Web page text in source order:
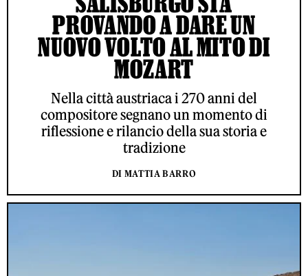
PROVANDO A DARE UN
NUOVO VOLTO AL MITO DI
MOZART
Nella città austriaca i 270 anni del
compositore segnano un momento di
riflessione e rilancio della sua storia e
tradizione
DI MATTIA BARRO